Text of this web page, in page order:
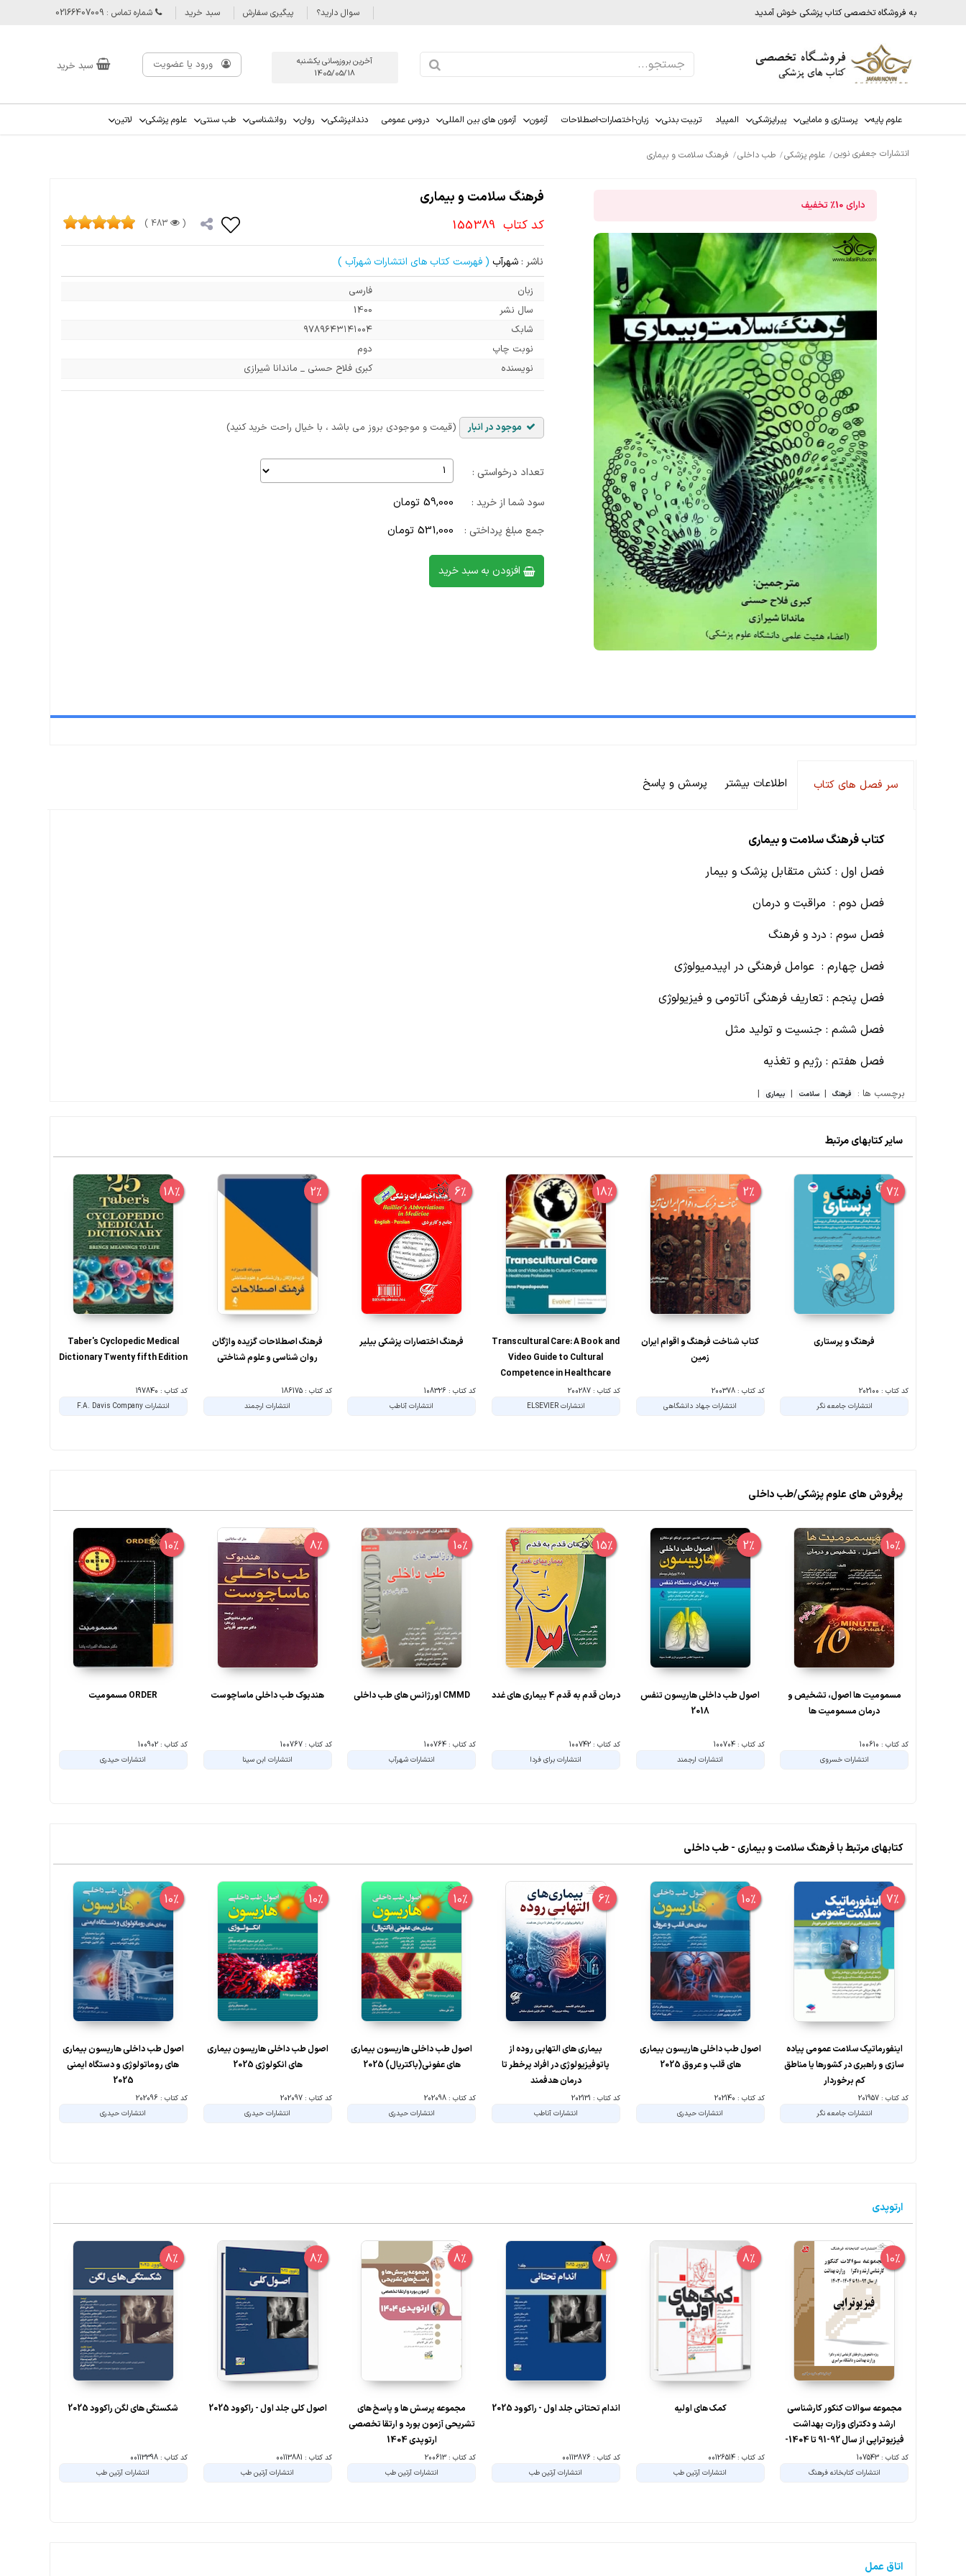
به فروشگاه تخصصی کتاب پزشکی خوش آمدید سوال دارید؟ پیگیری سفارش سبد خرید شماره تماس : 02166407009
آخرین بروزرسانی يكشنبه
1405/05/18
ورود یا عضویت سبد خرید
علوم پایه پرستاری و مامایی پیراپزشکی المپیاد تربیت بدنی زبان-اختصارات-اصطلاحات آزمون آزمون های بین المللی دروس عمومی دندانپزشکی روان روانشناسی طب سنتی علوم پزشکی لاتین
انتشارات جعفری نوین علوم پزشکی طب داخلی فرهنگ سلامت و بیماری
دارای 10% تخفیف فرهنگ سلامت و بیماری
کد کتاب 155389
(
483 )
ناشر : شهرآب ( فهرست کتاب های انتشارات شهرآب )
زبان
فارسی
سال نشر
1400
شابک
۹۷۸۹۶۴۳۱۴۱۰۰۴
نوبت چاپ
دوم
نویسنده
کبری فلاح حسنی _ ماندانا شیرازی
موجود در انبار (قیمت و موجودی بروز می باشد ، با خیال راحت خرید کنید)
تعداد درخواستی :
سود شما از خرید :
59,000 تومان
جمع مبلغ پرداختی : 531,000 تومان
افزودن به سبد خرید
سر فصل های کتاب اطلاعات بیشتر پرسش و پاسخ
کتاب فرهنگ سلامت و بیماری
فصل اول : کنش متقابل پزشک و بیمار
فصل دوم : مراقبت و درمان
فصل سوم : درد و فرهنگ
فصل چهارم : عوامل فرهنگی در اپیدمیولوژی
فصل پنجم : تعاریف فرهنگی آناتومی و فیزیولوژی
فصل ششم : جنسیت و تولید مثل
فصل هفتم : رژیم و تغذیه
برچسب ها : فرهنگ | سلامت | بیماری |
سایر کتابهای مرتبط
7%
فرهنگ و پرستاری
کد کتاب : 202100
انتشارات جامعه نگر
2%
کتاب شناخت فرهنگ و اقوام ایران
زمین
کد کتاب : 200378
انتشارات جهاد دانشگاهی
18%
Transcultural Care: A Book and
Video Guide to Cultural
Competence in Healthcare
Professions 1st Editionکد کتاب : 200287
انتشارات ELSEVIER
6%
فرهنگ اختصارات پزشکی بیلیر
کد کتاب : 108326
انتشارات آناطب
2%
فرهنگ اصطلاحات گزیده واژگان
روان شناسی و علوم شناختی
کد کتاب : 186175
انتشارات ارجمند
18%
Taber's Cyclopedic Medical
Dictionary Twenty fifth Edition
کد کتاب : 197840
انتشارات F.A. Davis Company
پرفروش های علوم پزشکی/طب داخلی
10%
مسمومیت ها اصول، تشخیص و
درمان مسمومیت ها
کد کتاب : 100610
انتشارات خسروی
2%
اصول طب داخلی هاریسون تنفس
2018
کد کتاب : 100704
انتشارات ارجمند
15%
درمان قدم به قدم 4 بیماری های غدد
کد کتاب : 100742
انتشارات برای فردا
10%
CMMD اورژانس های طب داخلی
کد کتاب : 100764
انتشارات شهرآب
8%
هندبوک طب داخلی ماساچوست
کد کتاب : 100767
انتشارات ابن سینا
10%
ORDER مسمومیت
کد کتاب : 100902
انتشارات حیدری
کتابهای مرتبط با فرهنگ سلامت و بیماری - طب داخلی
7%
اینفورماتیک سلامت عمومی پیاده
سازی و راهبری در کشورها یا مناطق
کم برخوردار
کد کتاب : 201957
انتشارات جامعه نگر
10%
اصول طب داخلی هاریسون بیماری
های قلب و عروق 2025
کد کتاب : 202140
انتشارات حیدری
6%
بیماری های التهابی روده از
پاتوفیزیولوژی در افراد پرخطر تا
درمان هدفمند
کد کتاب : 202131
انتشارات آناطب
10%
اصول طب داخلی هاریسون بیماری
های عفونی(باکتریال) 2025
کد کتاب : 202098
انتشارات حیدری
10%
اصول طب داخلی هاریسون بیماری
های انکولوژی 2025
کد کتاب : 202097
انتشارات حیدری
10%
اصول طب داخلی هاریسون بیماری
های روماتولوژی و دستگاه ایمنی
2025
کد کتاب : 202096
انتشارات حیدری
ارتوپدی
10%
مجموعه سوالات کنکور کارشناسی
ارشد و دکترای وزارت بهداشت
فیزیوتراپی از سال 92-91 تا 1404-
1403 جلد2
کد کتاب : 107543
انتشارات کتابخانه فرهنگ
8%
کمک های اولیه
کد کتاب : 00126514
انتشارات آرتین طب
8%
اندام تحتانی جلد اول - راکوود 2025
کد کتاب : 00113876
انتشارات آرتین طب
8%
مجموعه پرسش ها و پاسخ های
تشریحی آزمون بورد و ارتقا تخصصی
ارتوپدی 1404
کد کتاب : 200613
انتشارات آرتین طب
8%
اصول کلی جلد اول - راکوود 2025
کد کتاب : 00113881
انتشارات آرتین طب
8%
شکستگی های لگن راکوود 2025
کد کتاب : 00113398
انتشارات آرتین طب
اتاق عمل